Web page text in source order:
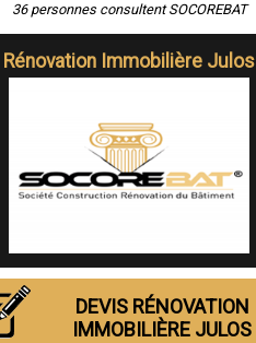
36 personnes consultent SOCOREBAT
Rénovation Immobilière Julos
DEVIS RÉNOVATION
IMMOBILIÈRE JULOS